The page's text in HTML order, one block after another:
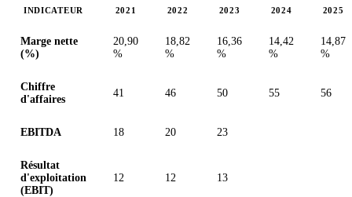
INDICATEUR 2021 2022 2023 2024 2025
Marge nette
(%)
20,90
%
18,82
%
16,36
%
14,42
%
14,87
%
Chiffre
d'affaires
41 46 50 55 56
EBITDA 18 20 23
Résultat
d'exploitation
(EBIT)
12 12 13